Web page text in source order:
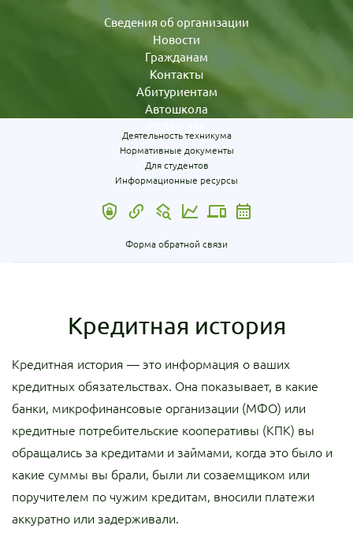
Сведения об организации
Новости
Гражданам
Контакты
Абитуриентам
Автошкола
Деятельность техникума
Нормативные документы
Для студентов
Информационные ресурсы
Форма обратной связи
Кредитная история
Кредитная история — это информация о ваших
кредитных обязательствах. Она показывает, в какие
банки, микрофинансовые организации (МФО) или
кредитные потребительские кооперативы (КПК) вы
обращались за кредитами и займами, когда это было и
какие суммы вы брали, были ли созаемщиком или
поручителем по чужим кредитам, вносили платежи
аккуратно или задерживали.